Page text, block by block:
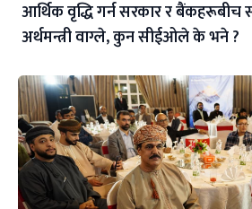
आर्थिक वृद्धि गर्न सरकार र बैंकहरूबीच
अर्थमन्त्री वाग्ले, कुन सीईओले के भने ?